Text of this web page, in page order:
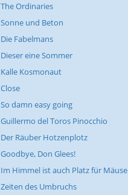
The Ordinaries
Sonne und Beton
Die Fabelmans
Dieser eine Sommer
Kalle Kosmonaut
Close
So damn easy going
Guillermo del Toros Pinocchio
Der Räuber Hotzenplotz
Goodbye, Don Glees!
Im Himmel ist auch Platz für Mäuse
Zeiten des Umbruchs